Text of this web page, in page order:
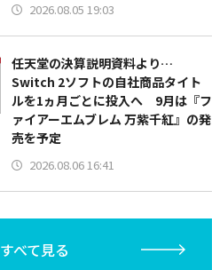
2026.08.05 19:03
任天堂の決算説明資料より…
Switch 2ソフトの自社商品タイト
ルを1ヵ月ごとに投入へ 9月は『フ
ァイアーエムブレム 万紫千紅』の発
売を予定
2026.08.06 16:41
すべて見る